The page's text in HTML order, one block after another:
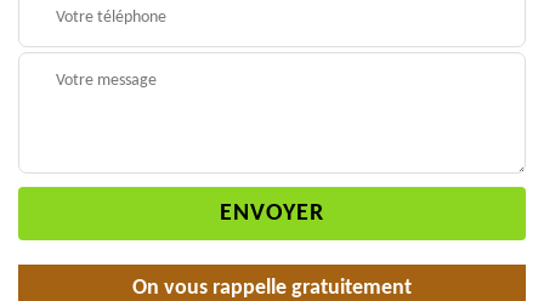
On vous rappelle gratuitement